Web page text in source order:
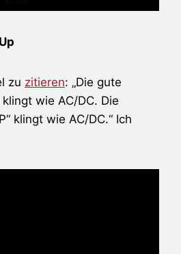
zu zitieren: „Die gute
klingt wie AC/DC. Die
klingt wie AC/DC.“ Ich